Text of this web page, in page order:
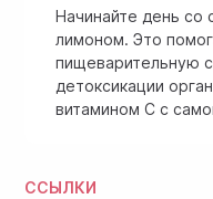
ССЫЛКИ
Начинайте день со
лимоном. Это
пищеварительную
детоксикации
витамином C с